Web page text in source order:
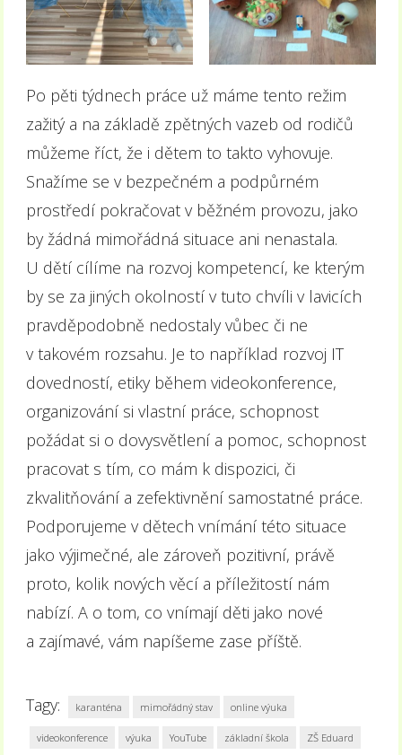
Po pěti týdnech práce už máme tento režim
zažitý a na základě zpětných vazeb od rodičů
můžeme říct, že i dětem to takto vyhovuje.
Snažíme se v bezpečném a podpůrném
prostředí pokračovat v běžném provozu, jako
by žádná mimořádná situace ani nenastala.
U dětí cílíme na rozvoj kompetencí, ke kterým
by se za jiných okolností v tuto chvíli v lavicích
pravděpodobně nedostaly vůbec či ne
v takovém rozsahu. Je to například rozvoj IT
dovedností, etiky během videokonference,
organizování si vlastní práce, schopnost
požádat si o dovysvětlení a pomoc, schopnost
pracovat s tím, co mám k dispozici, či
zkvalitňování a zefektivnění samostatné práce.
Podporujeme v dětech vnímání této situace
jako výjimečné, ale zároveň pozitivní, právě
proto, kolik nových věcí a příležitostí nám
nabízí. A o tom, co vnímají děti jako nové
a zajímavé, vám napíšeme zase příště.
Tagy: karanténa mimořádný stav online výuka
videokonference výuka YouTube základní škola ZŠ Eduard